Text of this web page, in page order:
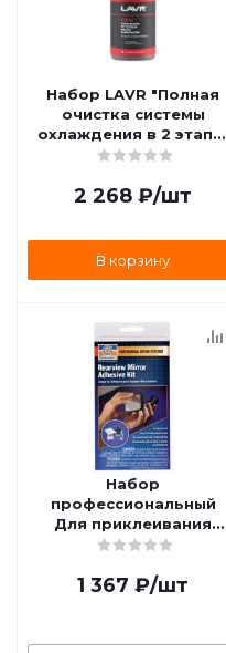
Набор LAVR "Полная
очистка системы
охлаждения в 2 этапа"
для коммерческого
2 268 ₽/шт
В корзину
Набор
профессиональный
Для приклеивания
зеркала заднего вида
1 367 ₽/шт